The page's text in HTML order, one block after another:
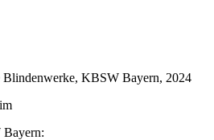
Blindenwerke, KBSW Bayern, 2024